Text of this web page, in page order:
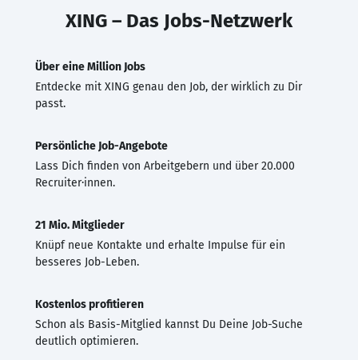
XING – Das Jobs-Netzwerk
Über eine Million Jobs
Entdecke mit XING genau den Job, der wirklich zu Dir
passt.
Persönliche Job-Angebote
Lass Dich finden von Arbeitgebern und über 20.000
Recruiter·innen.
21 Mio. Mitglieder
Knüpf neue Kontakte und erhalte Impulse für ein
besseres Job-Leben.
Kostenlos profitieren
Schon als Basis-Mitglied kannst Du Deine Job-Suche
deutlich optimieren.